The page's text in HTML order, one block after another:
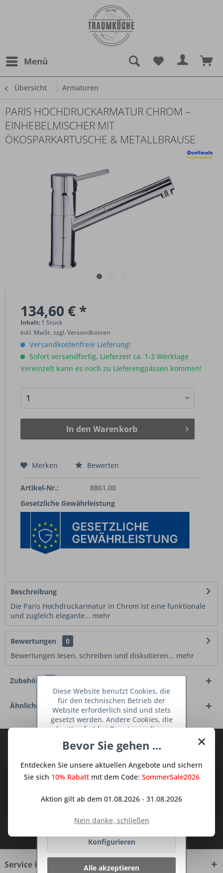
Menü
Übersicht Armaturen
PARIS HOCHDRUCKARMATUR CHROM –
EINHEBELMISCHER MIT
ÖKOSPARKARTUSCHE & METALLBRAUSE
134,60 € *
Inhalt: 1 Stück
inkl. MwSt.zzgl. Versandkosten
Versandkostenfreie Lieferung!
Sofort versandfertig, Lieferzeit ca. 1-3 Werktage
Vereinzelt kann es noch zu Lieferengpässen kommen!
In den Warenkorb
Merken Bewerten
Artikel-Nr.:
8861.00
Gesetzliche Gewährleistung
Beschreibung
Die Paris Hochdruckarmatur in Chrom ist eine funktionale
und zugleich elegante... mehr
Bewertungen
0
Bewertungen lesen, schreiben und diskutieren... mehr
Zubehör
Ähnliche Artikel
Abonnieren Sie den kostenlosen Deine
Sie keine Neuigkeit oder Aktion mehr aus
dem Traum Küchen - Shop.
Ich habe dieDatenschutzbestimmungen
zur Kenntnis genommen.
Service Hotline
×
Bevor Sie gehen ...
Entdecken Sie unsere aktuellen Angebote und sichern
Sie sich 10% Rabattmit dem Code: SommerSale2026
Aktion gilt ab dem 01.08.2026 - 31.08.2026
Nein danke, schließen
Diese Website benutzt Cookies, die
für den technischen Betrieb der
Website erforderlich sind und stets
gesetzt werden. Andere Cookies, die
den Komfort bei Benutzung dieser
dienen oder die Interaktion mit
Netzwerken vereinfachen sollen,
werden nur mit Ihrer Zustimmung
Ablehnen
Konfigurieren
Alle akzeptieren